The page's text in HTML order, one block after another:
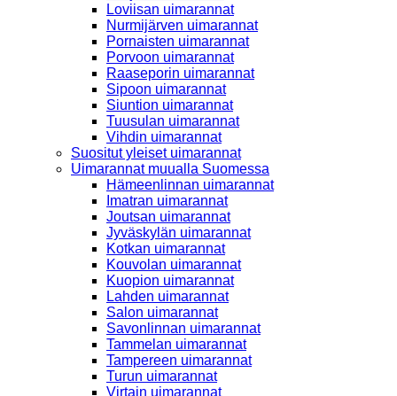
Loviisan uimarannat
Nurmijärven uimarannat
Pornaisten uimarannat
Porvoon uimarannat
Raaseporin uimarannat
Sipoon uimarannat
Siuntion uimarannat
Tuusulan uimarannat
Vihdin uimarannat
Suositut yleiset uimarannat
Uimarannat muualla Suomessa
Hämeenlinnan uimarannat
Imatran uimarannat
Joutsan uimarannat
Jyväskylän uimarannat
Kotkan uimarannat
Kouvolan uimarannat
Kuopion uimarannat
Lahden uimarannat
Salon uimarannat
Savonlinnan uimarannat
Tammelan uimarannat
Tampereen uimarannat
Turun uimarannat
Virtain uimarannat